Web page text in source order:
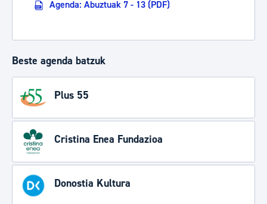
Agenda: Abuztuak 7 - 13 (PDF)
Beste agenda batzuk
Plus 55
Cristina Enea Fundazioa
Donostia Kultura